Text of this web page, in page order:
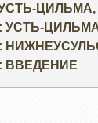
УСТЬ-
ВВЕДЕНИЕ